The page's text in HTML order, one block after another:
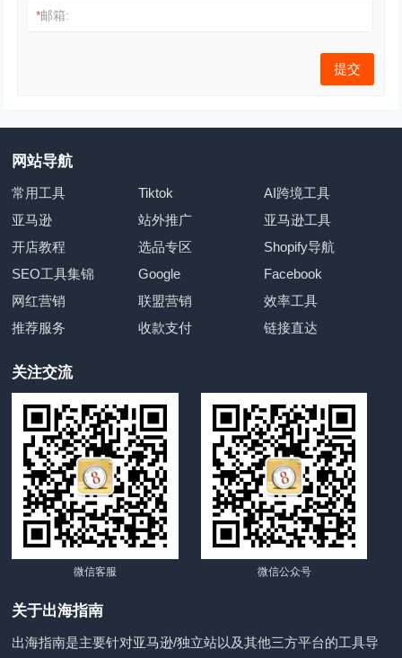
*邮箱:
网站导航
常用工具 Tiktok
AI跨境工具
亚马逊
站外推广
亚马逊工具
开店教程
选品专区
Shopify导航
SEO工具集锦
Google
Facebook
网红营销
联盟营销
效率工具
推荐服务
收款支付 链接直达
关注交流
微信客服 微信公众号
关于出海指南
出海指南是主要针对亚马逊/独立站以及其他三方平台的工具导